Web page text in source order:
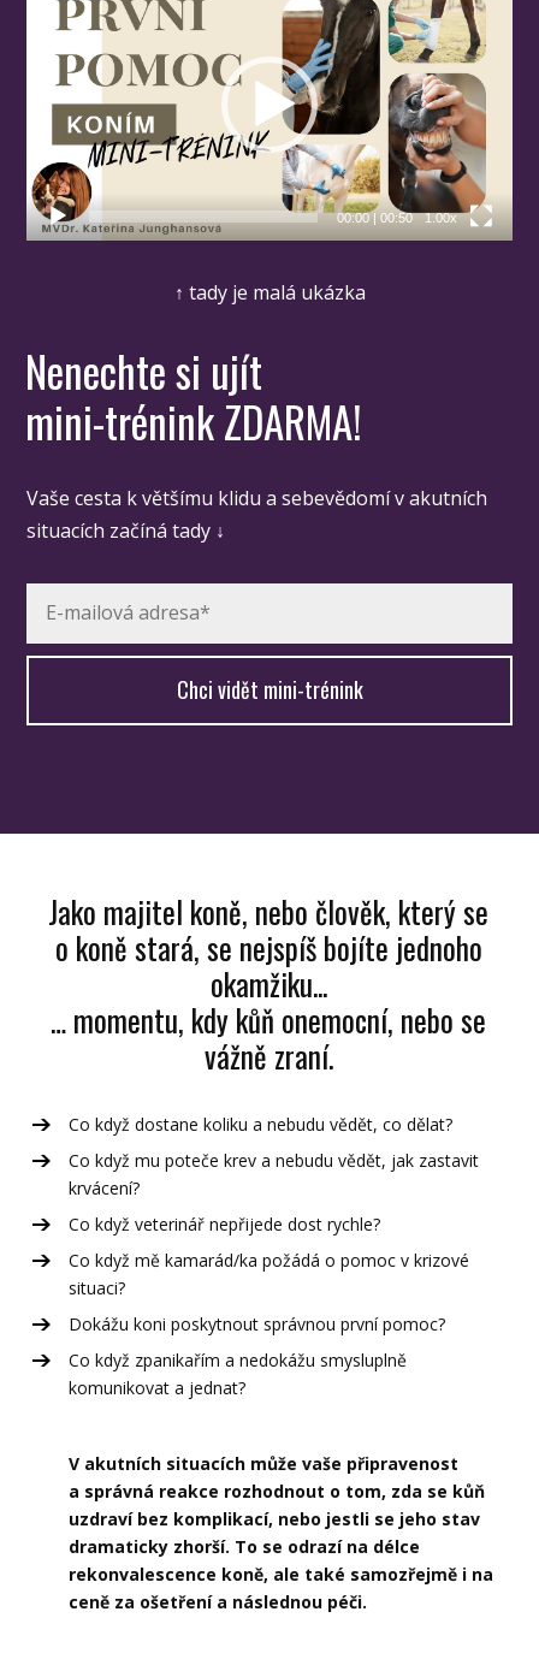
přehrávač
00:00| 00:50 1.00x
↑ tady je malá ukázka
Nenechte si ujít
mini-trénink ZDARMA!
Vaše cesta k většímu klidu a sebevědomí v akutních
situacích začíná tady ↓
Chci vidět mini-trénink
Jako majitel koně, nebo člověk, který se
o koně stará, se nejspíš bojíte jednoho
okamžiku...
… momentu, kdy kůň onemocní, nebo se
vážně zraní.
Co když dostane koliku a nebudu vědět, co dělat?
Co když mu poteče krev a nebudu vědět, jak zastavit
krvácení?
Co když veterinář nepřijede dost rychle?
Co když mě kamarád/ka požádá o pomoc v krizové
situaci?
Dokážu koni poskytnout správnou první pomoc?
Co když zpanikařím a nedokážu smysluplně
komunikovat a jednat?
V akutních situacích může vaše připravenost
a správná reakce rozhodnout o tom, zda se kůň
uzdraví bez komplikací, nebo jestli se jeho stav
dramaticky zhorší. To se odrazí na délce
rekonvalescence koně, ale také samozřejmě i na
ceně za ošetření a následnou péči.